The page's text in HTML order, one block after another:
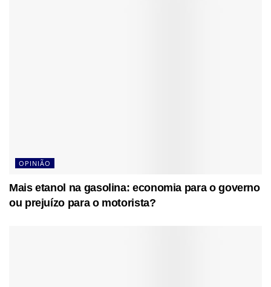
OPINIÃO
Mais etanol na gasolina: economia para o governo
ou prejuízo para o motorista?